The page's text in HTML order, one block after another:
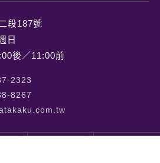
段187號
日
後／11:00前
2323
8267